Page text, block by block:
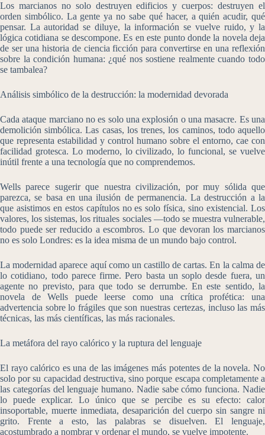
Los marcianos no solo destruyen edificios y cuerpos: destruyen el
orden simbólico. La gente ya no sabe qué hacer, a quién acudir, qué
pensar. La autoridad se diluye, la información se vuelve ruido, y la
lógica cotidiana se descompone. Es en este punto donde la novela deja
de ser una historia de ciencia ficción para convertirse en una reflexión
sobre la condición humana: ¿qué nos sostiene realmente cuando todo
se tambalea?
Análisis simbólico de la destrucción: la modernidad devorada
Cada ataque marciano no es solo una explosión o una masacre. Es una
demolición simbólica. Las casas, los trenes, los caminos, todo aquello
que representa estabilidad y control humano sobre el entorno, cae con
facilidad grotesca. Lo moderno, lo civilizado, lo funcional, se vuelve
inútil frente a una tecnología que no comprendemos.
Wells parece sugerir que nuestra civilización, por muy sólida que
parezca, se basa en una ilusión de permanencia. La destrucción a la
que asistimos en estos capítulos no es solo física, sino existencial. Los
valores, los sistemas, los rituales sociales —todo se muestra vulnerable,
todo puede ser reducido a escombros. Lo que devoran los marcianos
no es solo Londres: es la idea misma de un mundo bajo control.
La modernidad aparece aquí como un castillo de cartas. En la calma de
lo cotidiano, todo parece firme. Pero basta un soplo desde fuera, un
agente no previsto, para que todo se derrumbe. En este sentido, la
novela de Wells puede leerse como una crítica profética: una
advertencia sobre lo frágiles que son nuestras certezas, incluso las más
técnicas, las más científicas, las más racionales.
La metáfora del rayo calórico y la ruptura del lenguaje
El rayo calórico es una de las imágenes más potentes de la novela. No
solo por su capacidad destructiva, sino porque escapa completamente a
las categorías del lenguaje humano. Nadie sabe cómo funciona. Nadie
lo puede explicar. Lo único que se percibe es su efecto: calor
insoportable, muerte inmediata, desaparición del cuerpo sin sangre ni
grito. Frente a esto, las palabras se disuelven. El lenguaje,
acostumbrado a nombrar y ordenar el mundo, se vuelve impotente.